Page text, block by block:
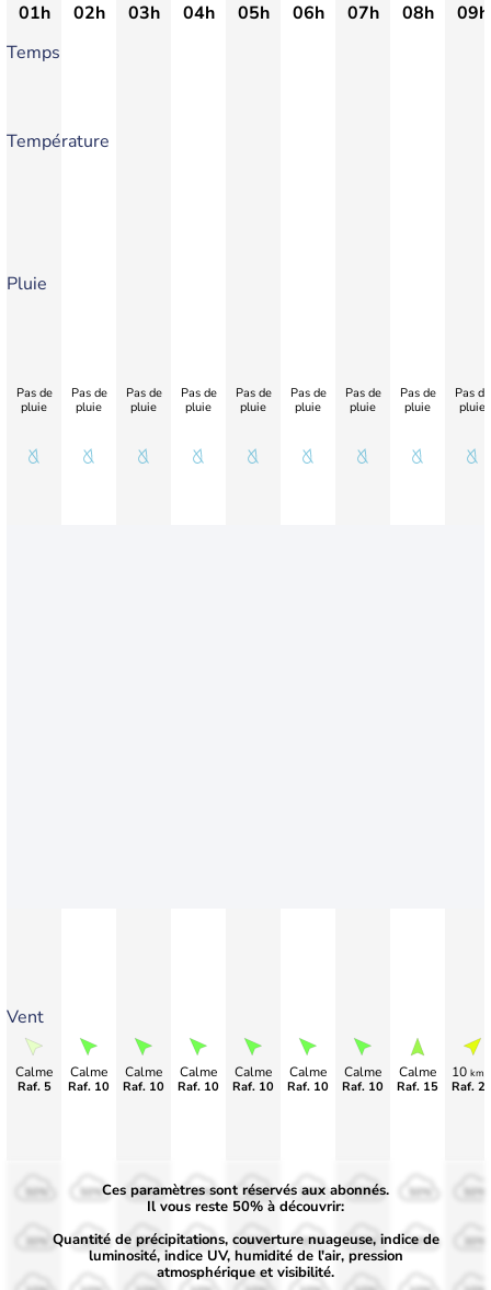
01h 02h 03h 04h 05h 06h 07h 08h
09h
Temps
Température
Pluie
Vent
Pas de
pluie
Calme
Raf. 5
Pas de
pluie
Calme
Raf. 10
Pas de
pluie
Calme
Raf. 10
Pas de
pluie
Calme
Raf. 10
Pas de
pluie
Calme
Raf. 10
Pas de
pluie
Calme
Raf. 10
Pas de
pluie
Calme
Raf. 10
Pas de
pluie
Calme
Raf. 15
Pas de
pluie
10 km/
Raf.
50%
30%
50%
30%
50%
30%
50%
30%
50%
30%
50%
30%
50%
30%
Ces paramètres sont réservés aux abonnés.
Il vous reste 50% à découvrir:
Quantité de précipitations, couverture nuageuse, indice de
luminosité, indice UV, humidité de l'air, pression
atmosphérique et visibilité.